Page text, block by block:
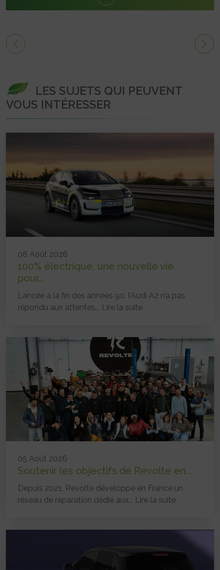
LES SUJETS QUI PEUVENT
VOUS INTÉRESSER
08 Août 2026
100% électrique, une nouvelle vie
pour...
Lancée à la fin des années 90, l’Audi A2 n’a pas
répondu aux attentes... Lire la suite
05 Août 2026
Soutenir les objectifs de Revolte en...
Depuis 2021, Revolte développe en France un
réseau de réparation dédié aux... Lire la suite